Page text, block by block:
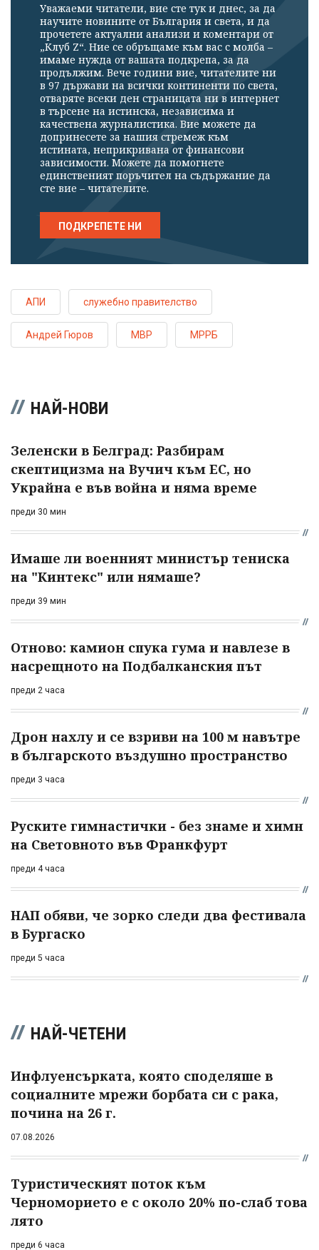
Уважаеми читатели, вие сте тук и днес, за да
научите новините от България и света, и да
прочетете актуални анализи и коментари от
„Клуб Z“. Ние се обръщаме към вас с молба –
имаме нужда от вашата подкрепа, за да
продължим. Вече години вие, читателите ни
в 97 държави на всички континенти по света,
отваряте всеки ден страницата ни в интернет
в търсене на истинска, независима и
качествена журналистика. Вие можете да
допринесете за нашия стремеж към
истината, неприкривана от финансови
зависимости. Можете да помогнете
единственият поръчител на съдържание да
сте вие – читателите.
ПОДКРЕПЕТЕ НИ
АПИ служебно правителство
Андрей Гюров МВР МРРБ
НАЙ-НОВИ
Зеленски в Белград: Разбирам
скептицизма на Вучич към ЕС, но
Украйна е във война и няма време
преди 30 мин
Имаше ли военният министър тениска
на "Кинтекс" или нямаше?
преди 39 мин
Отново: камион спука гума и навлезе в
насрещното на Подбалканския път
преди 2 часа
Дрон нахлу и се взриви на 100 м навътре
в българското въздушно пространство
преди 3 часа
Руските гимнастички - без знаме и химн
на Световното във Франкфурт
преди 4 часа
НАП обяви, че зорко следи два фестивала
в Бургаско
преди 5 часа
НАЙ-ЧЕТЕНИ
Инфлуенсърката, която споделяше в
социалните мрежи борбата си с рака,
почина на 26 г.
07.08.2026
Туристическият поток към
Черноморието е с около 20% по-слаб това
лято
преди 6 часа